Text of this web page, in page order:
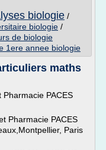
biologie /
biologie /
de biologie
1ere annee biologie
maths
PACES
Pharmacie PACES
Paris